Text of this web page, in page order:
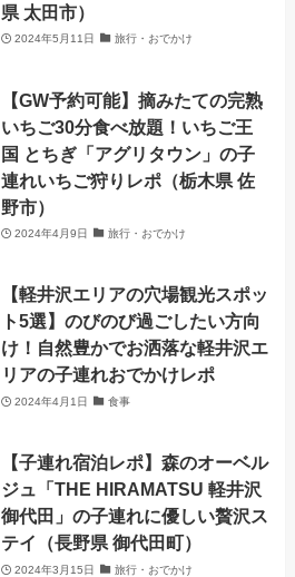
県 太田市）
2024年5月11日 旅行・おでかけ
【GW予約可能】摘みたての完熟
いちご30分食べ放題！いちご王
国 とちぎ「アグリタウン」の子
連れいちご狩りレポ（栃木県 佐
野市）
2024年4月9日 旅行・おでかけ
【軽井沢エリアの穴場観光スポッ
ト5選】のびのび過ごしたい方向
け！自然豊かでお洒落な軽井沢エ
リアの子連れおでかけレポ
2024年4月1日 食事
【子連れ宿泊レポ】森のオーベル
ジュ「THE HIRAMATSU 軽井沢
御代田」の子連れに優しい贅沢ス
テイ（長野県 御代田町）
2024年3月15日 旅行・おでかけ